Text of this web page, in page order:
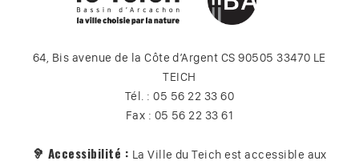
64, Bis avenue de la Côte d’Argent CS 90505 33470 LE
TEICH
Tél. : 05 56 22 33 60
Fax : 05 56 22 33 61
🦻 Accessibilité : La Ville du Teich est accessible aux